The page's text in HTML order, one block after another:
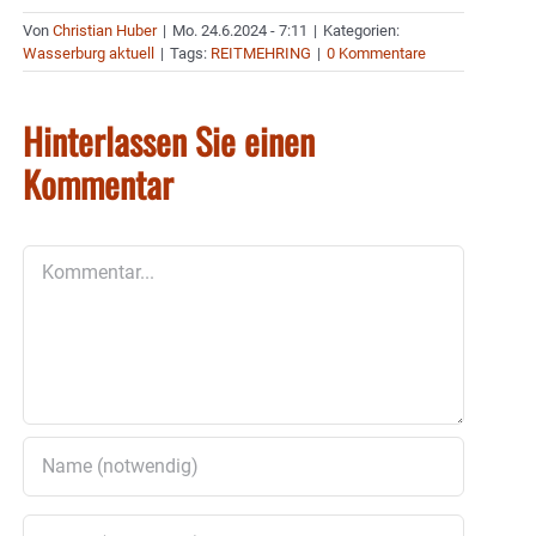
Von Christian Huber | Mo. 24.6.2024 - 7:11 | Kategorien:
Wasserburg aktuell | Tags: REITMEHRING | 0 Kommentare
Hinterlassen Sie einen
Kommentar